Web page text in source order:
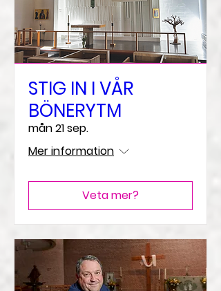
STIG IN I VÅR
BÖNERYTM
mån 21 sep.
Mer information
Veta mer?